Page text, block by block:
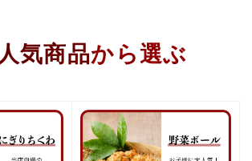
人気商品から選ぶ